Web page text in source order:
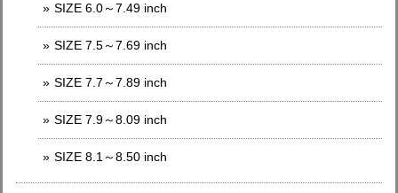
SIZE 6.0～7.49 inch
SIZE 7.5～7.69 inch
SIZE 7.7～7.89 inch
SIZE 7.9～8.09 inch
SIZE 8.1～8.50 inch